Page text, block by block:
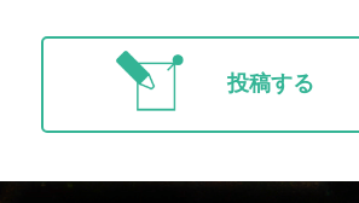
投稿する